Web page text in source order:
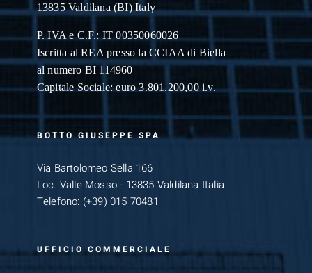
13835 Valdilana (BI) Italy
P. IVA e C.F.: IT 00350060026
Iscritta al REA presso la CCIAA di Biella
al numero BI 114960
Capitale Sociale: euro 3.801.200,00 i.v.
BOTTO GIUSEPPE SPA
Via Bartolomeo Sella 166
Loc. Valle Mosso - 13835 Valdilana Italia
Telefono: (+39) 015 70481
UFFICIO COMMERCIALE